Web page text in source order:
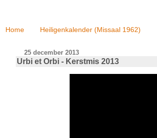
Home Heiligenkalender (Missaal 1962)
25 december 2013
Urbi et Orbi - Kerstmis 2013